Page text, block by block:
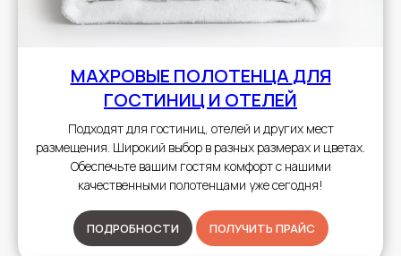
МАХРОВЫЕ ПОЛОТЕНЦАДЛЯ
ГОСТИНИЦ И ОТЕЛЕЙ
Подходят для гостиниц, отелей и других мест
размещения. Широкий выбор в разных размерах и цветах.
Обеспечьте вашим гостям комфорт с нашими
качественными полотенцами уже сегодня!
ПОДРОБНОСТИ ПОЛУЧИТЬ ПРАЙС